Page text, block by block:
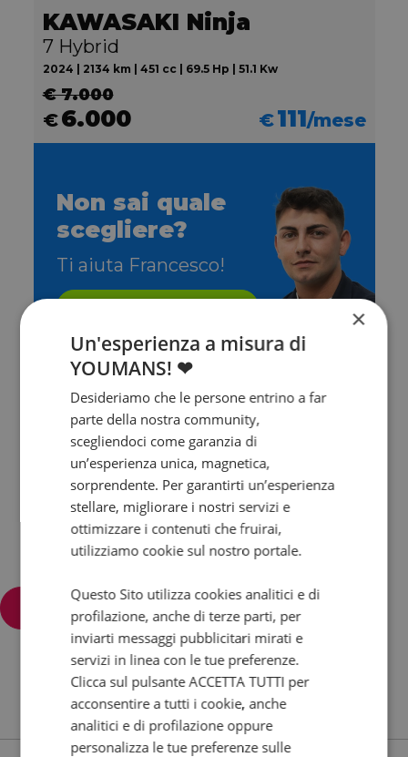
KAWASAKI Ninja
7 Hybrid
2024 | 2134 km | 451 cc | 69.5 Hp | 51.1 Kw
€ 7.000
€6.000 €111/mese
Non sai quale
scegliere?
Ti aiuta Francesco!
Filtra e ordina
×
Un'esperienza a misura di
YOUMANS! ❤
Desideriamo che le persone entrino a far
parte della nostra community,
scegliendoci come garanzia di
un’esperienza unica, magnetica,
sorprendente. Per garantirti un’esperienza
stellare, migliorare i nostri servizi e
ottimizzare i contenuti che fruirai,
utilizziamo cookie sul nostro portale.
Questo Sito utilizza cookies analitici e di
profilazione, anche di terze parti, per
inviarti messaggi pubblicitari mirati e
servizi in linea con le tue preferenze.
Clicca sul pulsante ACCETTA TUTTI per
acconsentire a tutti i cookie, anche
analitici e di profilazione oppure
personalizza le tue preferenze sulle